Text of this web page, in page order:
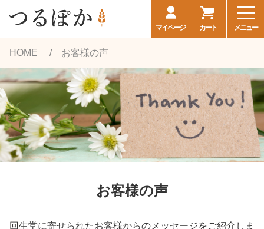
マイページ カート メニュー
HOME お客様の声
お客様の声
回生堂に寄せられたお客様からのメッセージをご紹介しま